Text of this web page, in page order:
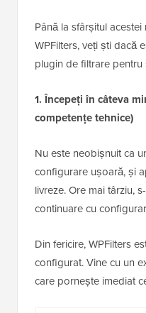
Până la sfârșitul
WPFilters, veți ști dacă
plugin de filtrare pentru
1. Începeți în câteva
competențe tehnice)
Nu este neobișnuit ca
configurare ușoară, și
livreze. Ore mai târziu,
continuare cu
Din fericire, WPFilters
configurat. Vine cu un
care pornește imediat